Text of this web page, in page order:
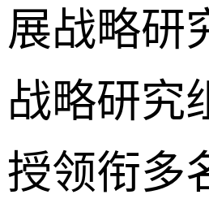
展战略研
战略研究
授领衔多